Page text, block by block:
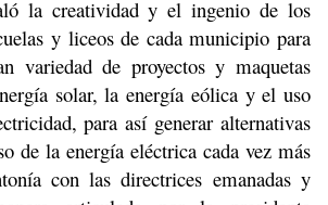
la creatividad y el ingenio de los
y liceos de cada municipio para
variedad de proyectos y maquetas
solar, la energía eólica y el uso
para así generar alternativas
de la energía eléctrica cada vez más
con las directrices emanadas y